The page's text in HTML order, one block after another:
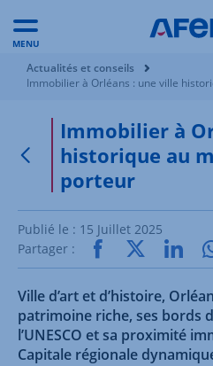
MENU
Vous êtes ici:
Actualités et conseils
Immobilier à Orléans : une ville
Retour à la page précédente
Immobilier à
historique au
porteur
Publié le : 15 Juillet 2025
Partager :
Ville d’art et d’histoire,
patrimoine riche, ses bords
l’UNESCO et sa proximité
Capitale régionale